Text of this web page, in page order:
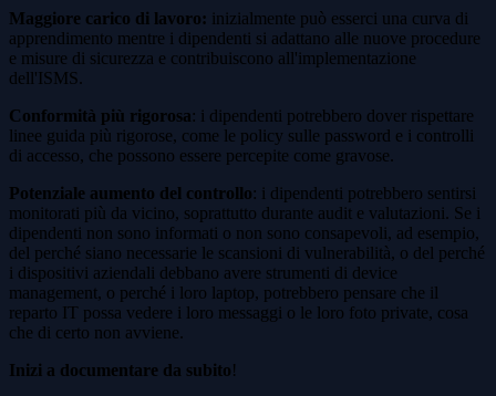
Maggiore carico di lavoro: inizialmente può esserci una curva di
apprendimento mentre i dipendenti si adattano alle nuove procedure
e misure di sicurezza e contribuiscono all'implementazione
dell'ISMS.
Conformità più rigorosa: i dipendenti potrebbero dover rispettare
linee guida più rigorose, come le policy sulle password e i controlli
di accesso, che possono essere percepite come gravose.
Potenziale aumento del controllo: i dipendenti potrebbero sentirsi
monitorati più da vicino, soprattutto durante audit e valutazioni. Se i
dipendenti non sono informati o non sono consapevoli, ad esempio,
del perché siano necessarie le scansioni di vulnerabilità, o del perché
i dispositivi aziendali debbano avere strumenti di device
management, o perché i loro laptop, potrebbero pensare che il
reparto IT possa vedere i loro messaggi o le loro foto private, cosa
che di certo non avviene.
Inizi a documentare da subito!